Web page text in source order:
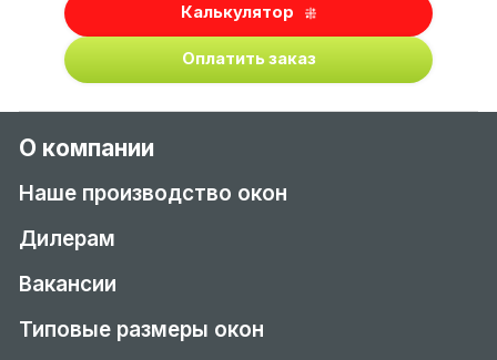
Калькулятор
Оплатить заказ
О компании
Наше производство окон
Дилерам
Вакансии
Типовые размеры окон